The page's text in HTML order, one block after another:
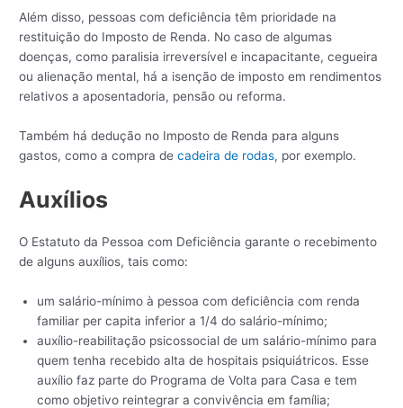
Além disso, pessoas com deficiência têm prioridade na
restituição do Imposto de Renda. No caso de algumas
doenças, como paralisia irreversível e incapacitante, cegueira
ou alienação mental, há a isenção de imposto em rendimentos
relativos a aposentadoria, pensão ou reforma.
Também há dedução no Imposto de Renda para alguns
gastos, como a compra decadeira de rodas, por exemplo.
Auxílios
O Estatuto da Pessoa com Deficiência garante o recebimento
de alguns auxílios, tais como:
um salário-mínimo à pessoa com deficiência com renda
familiar per capita inferior a 1/4 do salário-mínimo;
auxílio-reabilitação psicossocial de um salário-mínimo para
quem tenha recebido alta de hospitais psiquiátricos. Esse
auxílio faz parte do Programa de Volta para Casa e tem
como objetivo reintegrar a convivência em família;